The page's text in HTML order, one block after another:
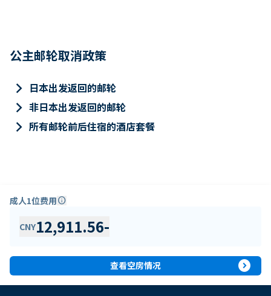
公主邮轮取消政策
keyboard_arrow_right 日本出发返回的邮轮
keyboard_arrow_right 非日本出发返回的邮轮
keyboard_arrow_right 所有邮轮前后住宿的酒店套餐
成人1位费用info
CNY12,911.56-
查看空房情况 expand_circle_right